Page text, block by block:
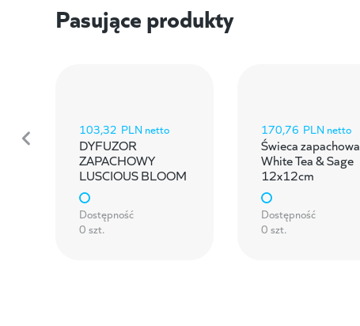
Pasujące produkty
103,32 PLN netto
DYFUZOR
ZAPACHOWY
LUSCIOUS BLOOM
Dostępność
0 szt.
170,76 PLN netto
Świeca zapachowa
White Tea & Sage
12x12cm
Dostępność
0 szt.